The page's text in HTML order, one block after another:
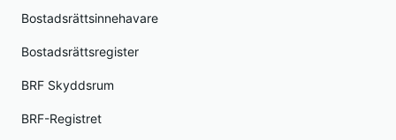
Bostadsrättsinnehavare
Bostadsrättsregister
BRF Skyddsrum
BRF-Registret